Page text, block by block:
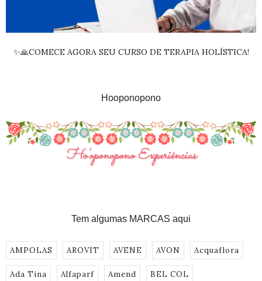
✨🙏COMECE AGORA SEU CURSO DE TERAPIA HOLÍSTICA!
Hooponopono
Tem algumas MARCAS aqui
AMPOLAS AROVIT AVENE AVON Acquaflora
Ada Tina Alfaparf Amend BEL COL